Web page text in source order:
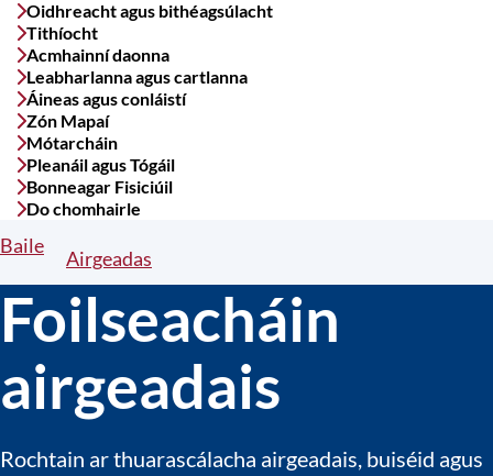
Oidhreacht agus bithéagsúlacht
Tithíocht
Acmhainní daonna
Leabharlanna agus cartlanna
Áineas agus conláistí
Zón Mapaí
Mótarcháin
Pleanáil agus Tógáil
Bonneagar Fisiciúil
Do chomhairle
Breadcrumbs
Baile
Airgeadas
Foilseacháin
airgeadais
Rochtain ar thuarascálacha airgeadais, buiséid agus